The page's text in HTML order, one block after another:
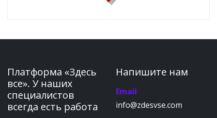
Платформа «Здесь
все». У наших
специалистов
всегда есть работа
Напишите нам
Email
info@zdesvse.com